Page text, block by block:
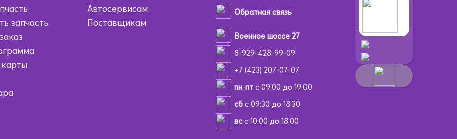
запчасть
Автосервисам
Поставщикам
Обратная связь
Военное шоссе 27
8-929-428-99-09
+7 (423) 207-07-07
пн-птс 09:00 до 19:00
сбс 09:30 до 18:30
всс 10:00 до 18:00